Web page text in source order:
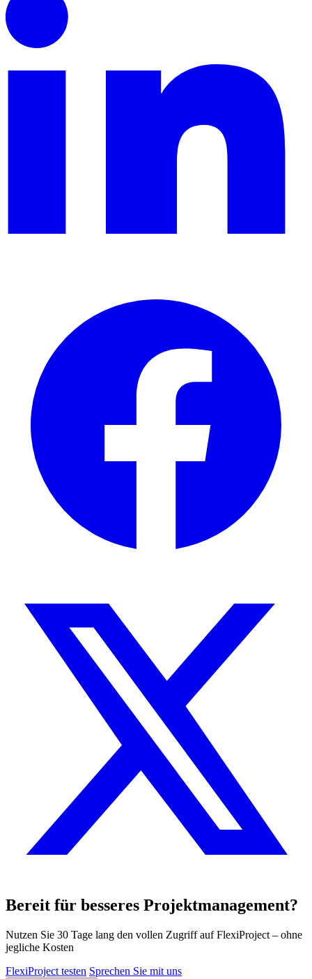
Bereit für besseres Projektmanagement?
Nutzen Sie 30 Tage lang den vollen Zugriff auf FlexiProject – ohne
jegliche Kosten
FlexiProject testen Sprechen Sie mit uns